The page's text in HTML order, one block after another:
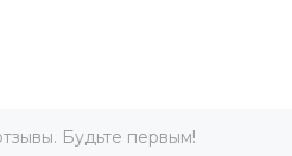
Будьте первым!